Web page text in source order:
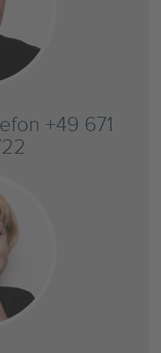
+49 671